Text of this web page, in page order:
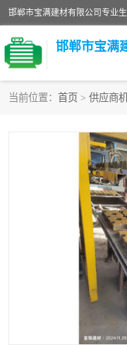
邯郸市宝满
当前位置： 首页 > 供应商
花岗岩路岩石